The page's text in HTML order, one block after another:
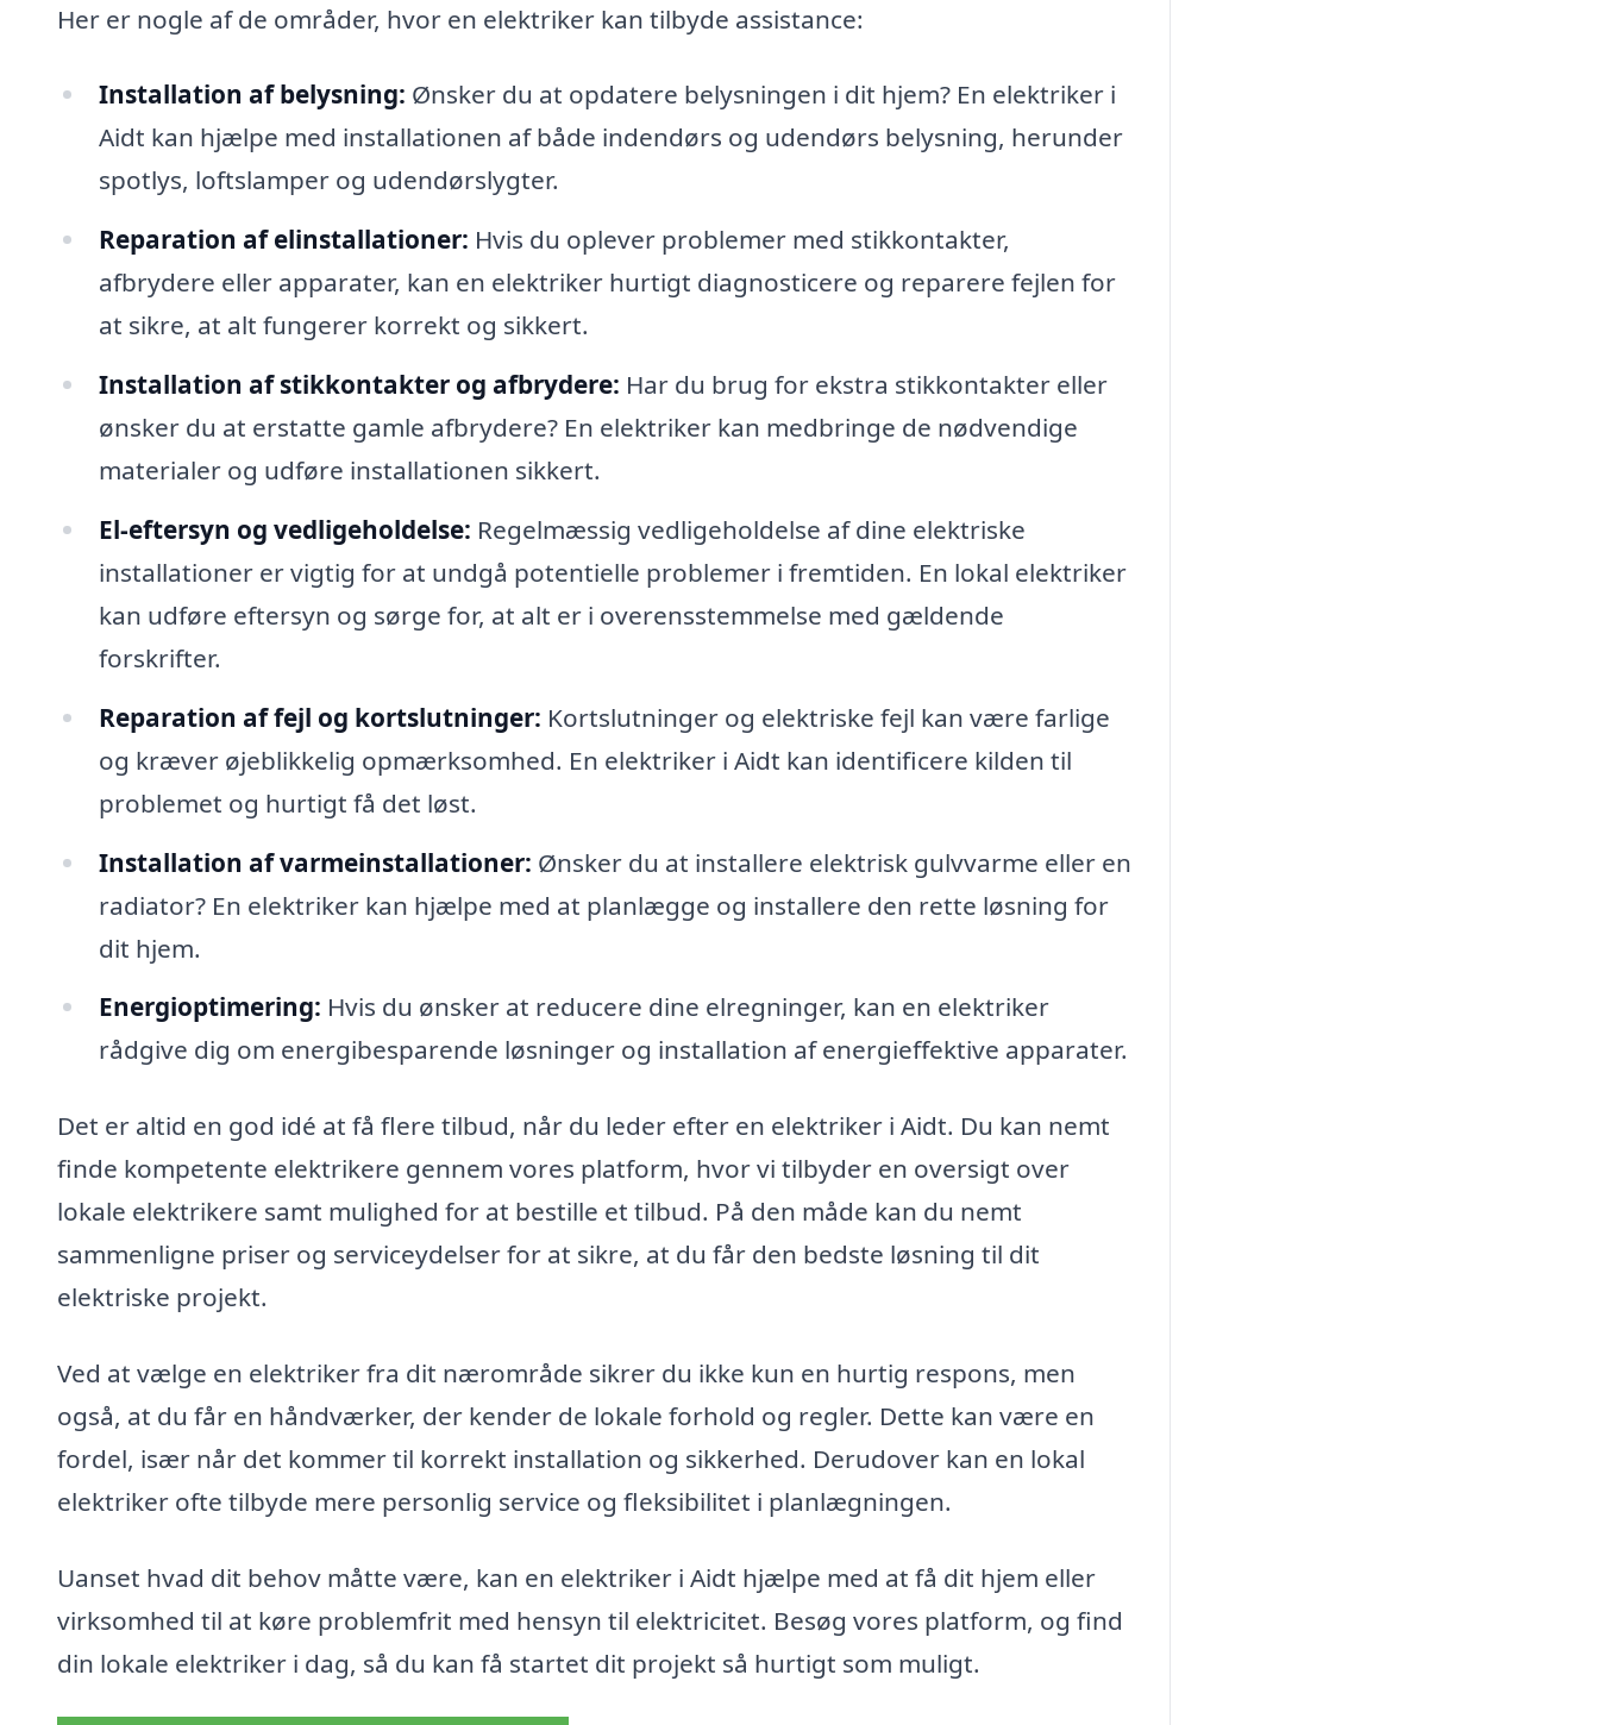
Her er nogle af de områder, hvor en elektriker kan tilbyde assistance:
Installation af belysning: Ønsker du at opdatere belysningen i dit hjem? En elektriker i
Aidt kan hjælpe med installationen af både indendørs og udendørs belysning, herunder
spotlys, loftslamper og udendørslygter.
Reparation af elinstallationer: Hvis du oplever problemer med stikkontakter,
afbrydere eller apparater, kan en elektriker hurtigt diagnosticere og reparere fejlen for
at sikre, at alt fungerer korrekt og sikkert.
Installation af stikkontakter og afbrydere: Har du brug for ekstra stikkontakter eller
ønsker du at erstatte gamle afbrydere? En elektriker kan medbringe de nødvendige
materialer og udføre installationen sikkert.
El-eftersyn og vedligeholdelse: Regelmæssig vedligeholdelse af dine elektriske
installationer er vigtig for at undgå potentielle problemer i fremtiden. En lokal elektriker
kan udføre eftersyn og sørge for, at alt er i overensstemmelse med gældende
forskrifter.
Reparation af fejl og kortslutninger: Kortslutninger og elektriske fejl kan være farlige
og kræver øjeblikkelig opmærksomhed. En elektriker i Aidt kan identificere kilden til
problemet og hurtigt få det løst.
Installation af varmeinstallationer: Ønsker du at installere elektrisk gulvvarme eller en
radiator? En elektriker kan hjælpe med at planlægge og installere den rette løsning for
dit hjem.
Energioptimering: Hvis du ønsker at reducere dine elregninger, kan en elektriker
rådgive dig om energibesparende løsninger og installation af energieffektive apparater.
Det er altid en god idé at få flere tilbud, når du leder efter en elektriker i Aidt. Du kan nemt
finde kompetente elektrikere gennem vores platform, hvor vi tilbyder en oversigt over
lokale elektrikere samt mulighed for at bestille et tilbud. På den måde kan du nemt
sammenligne priser og serviceydelser for at sikre, at du får den bedste løsning til dit
elektriske projekt.
Ved at vælge en elektriker fra dit nærområde sikrer du ikke kun en hurtig respons, men
også, at du får en håndværker, der kender de lokale forhold og regler. Dette kan være en
fordel, især når det kommer til korrekt installation og sikkerhed. Derudover kan en lokal
elektriker ofte tilbyde mere personlig service og fleksibilitet i planlægningen.
Uanset hvad dit behov måtte være, kan en elektriker i Aidt hjælpe med at få dit hjem eller
virksomhed til at køre problemfrit med hensyn til elektricitet. Besøg vores platform, og find
din lokale elektriker i dag, så du kan få startet dit projekt så hurtigt som muligt.